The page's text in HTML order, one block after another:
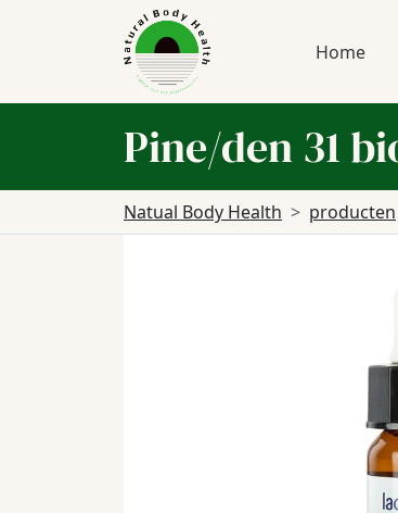
Home
Pine/den 31
Natual Body Health producten